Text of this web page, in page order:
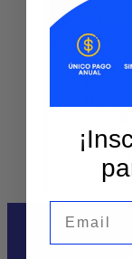
Contáctanos
Sedes
Solicita
Ciudad: